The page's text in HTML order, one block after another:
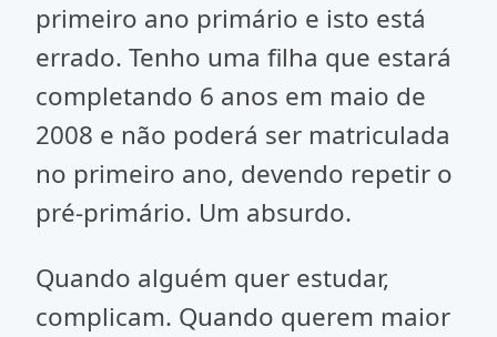
primeiro ano primário e isto está
errado. Tenho uma filha que estará
completando 6 anos em maio de
2008 e não poderá ser matriculada
no primeiro ano, devendo repetir o
pré-primário. Um absurdo.
Quando alguém quer estudar,
complicam. Quando querem maior